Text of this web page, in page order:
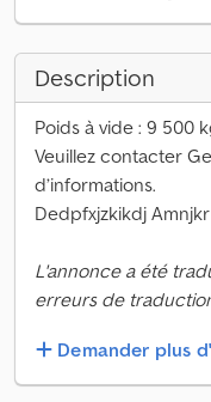
Description
Poids à vide : 9 500
Veuillez contacter
d’informations.
Dedpfxjzkikdj Amnjkr
L'annonce a été
erreurs de
Demander plus